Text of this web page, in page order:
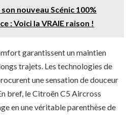
nouveau Scénic 100%
: Voici la VRAIE raison !
garantissent un maintien
trajets. Les technologies de
une sensation de douceur
bref, le Citroën C5 Aircross
en une véritable parenthèse de